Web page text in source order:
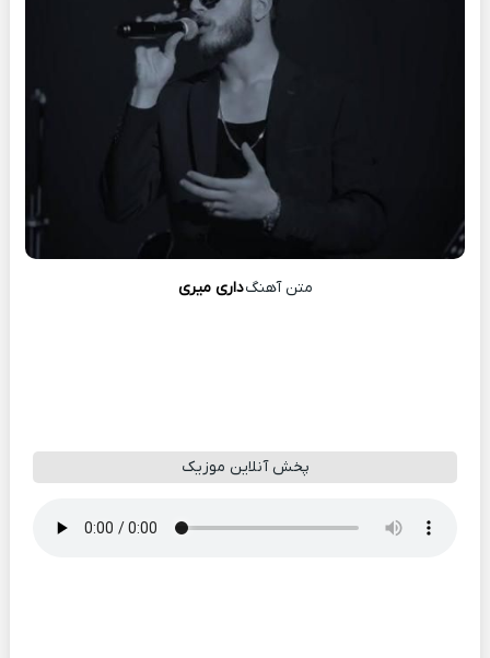
متن آهنگدارى میرى
پخش آنلاین موزیک